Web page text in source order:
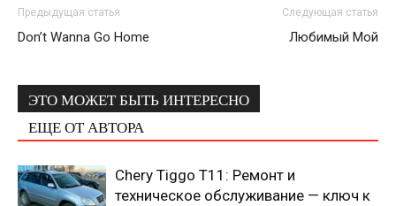
Предыдущая статья
Don’t Wanna Go Home
Следующая статья
Любимый Мой
ЭТО МОЖЕТ БЫТЬ ИНТЕРЕСНО
ЕЩЕ ОТ АВТОРА
Chery Tiggo T11: Ремонт и
техническое обслуживание — ключ к